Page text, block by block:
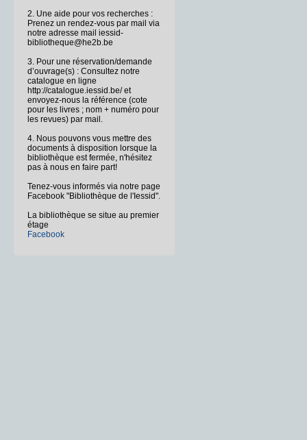
2. Une aide pour vos recherches :
Prenez un rendez-vous par mail via
notre adresse mail iessid-
bibliotheque@he2b.be
3. Pour une réservation/demande
d’ouvrage(s) : Consultez notre
catalogue en ligne
http://catalogue.iessid.be/ et
envoyez-nous la référence (cote
pour les livres ; nom + numéro pour
les revues) par mail.
4. Nous pouvons vous mettre des
documents à disposition lorsque la
bibliothèque est fermée, n'hésitez
pas à nous en faire part!
Tenez-vous informés via notre page
Facebook "Bibliothèque de l'Iessid".
La bibliothèque se situe au premier
étage
Facebook